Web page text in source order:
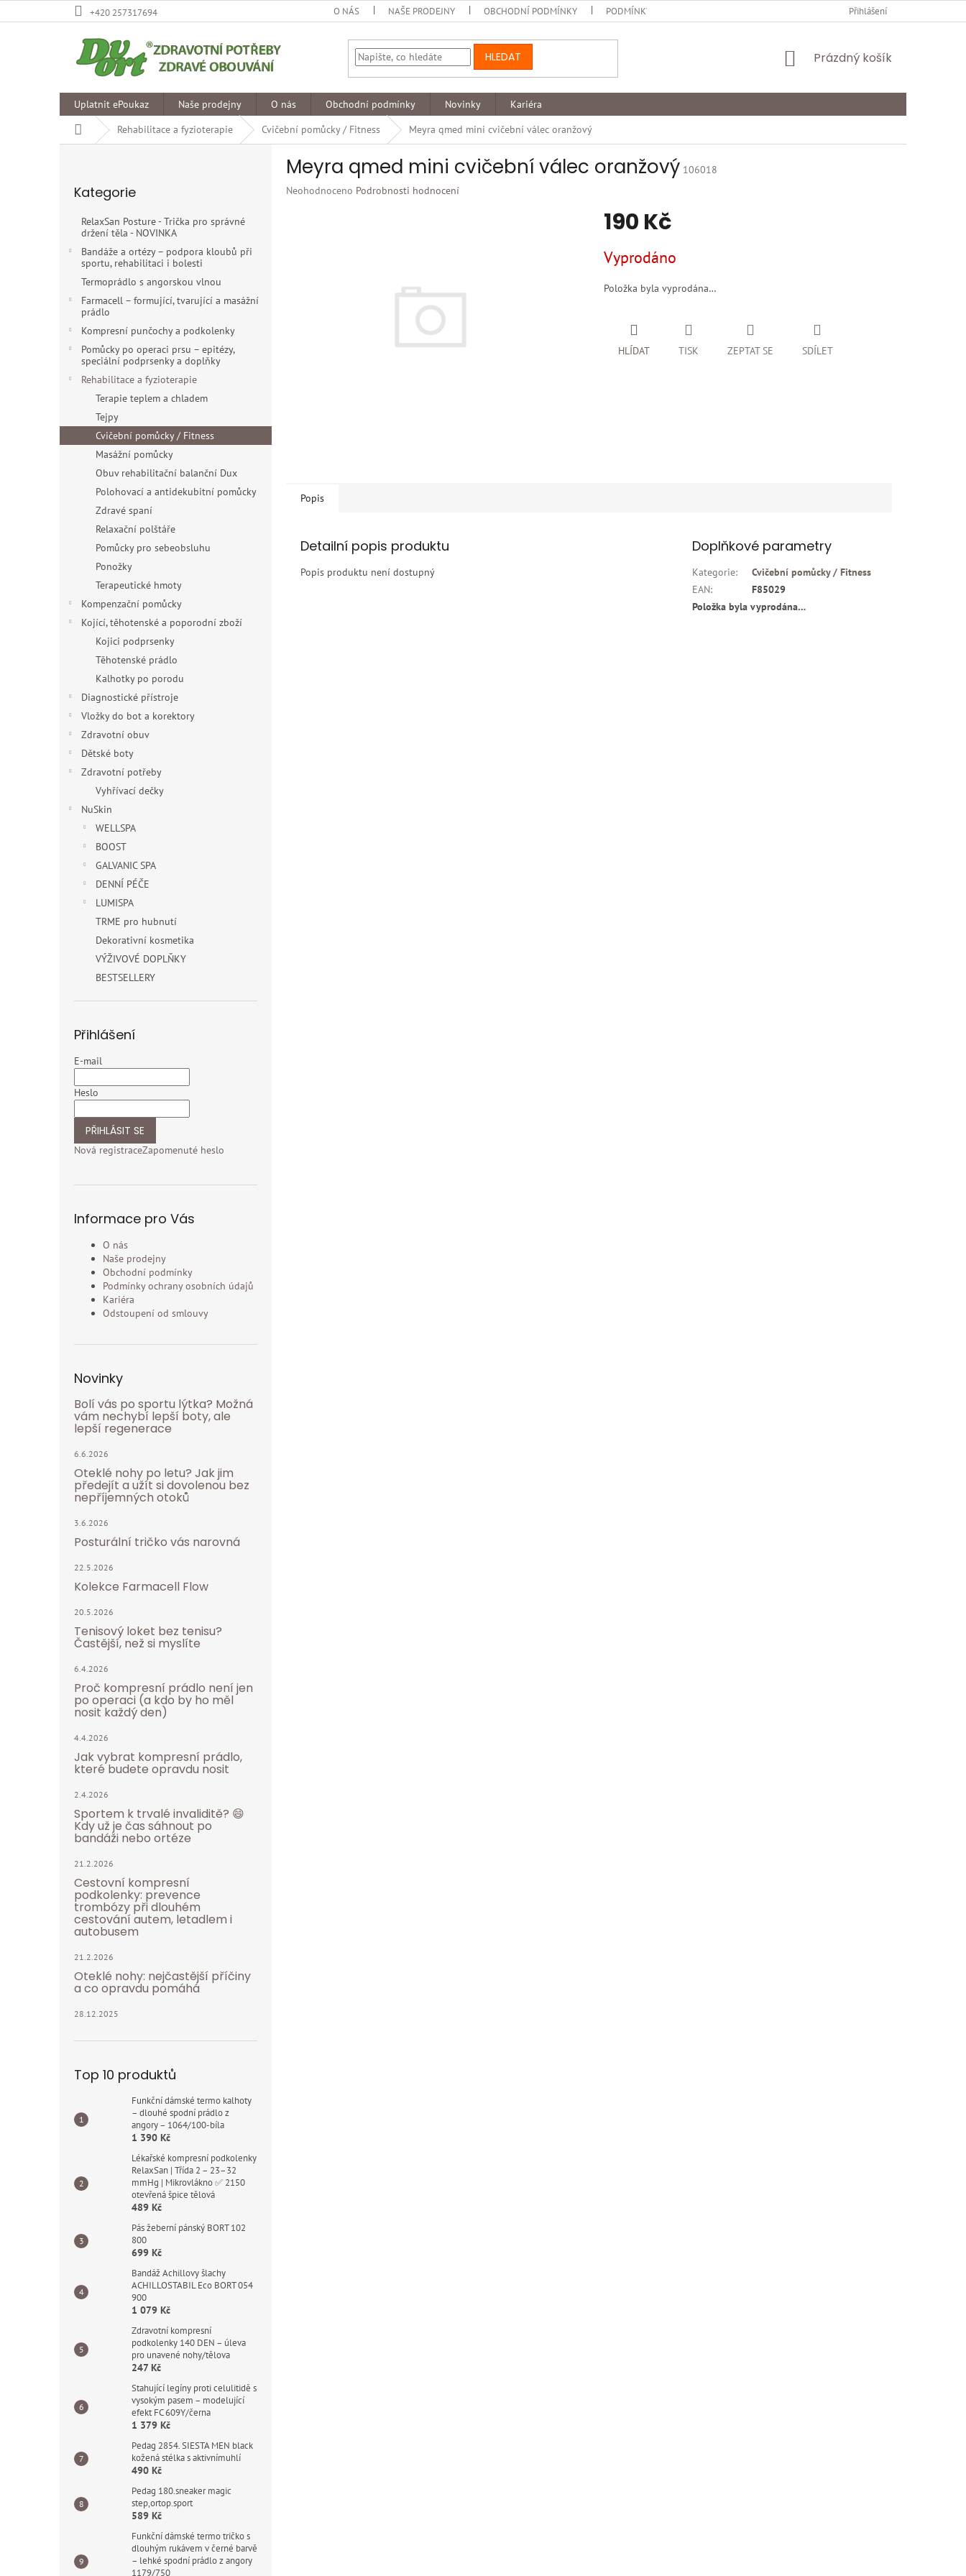
na
+420 257317694 O NÁS NAŠE PRODEJNY OBCHODNÍ PODMÍNKY PODMÍNKY OCHRANY OSOBNÍCH ÚDAJŮ ODSTOUPENÍ OD
Přihlášení
HLEDAT
NÁKUPNÍ
Prázdný košík
Uplatnit ePoukaz Naše prodejny O nás Obchodní podmínky Novinky
Kariéra
Domů
Rehabilitace a fyzioterapie Cvičební pomůcky / Fitness Meyra qmed mini cvičební válec oranžový
kategorie
Kategorie
RelaxSan Posture - Trička pro správné
držení těla - NOVINKA
Bandáže a ortézy – podpora kloubů při
sportu, rehabilitaci i bolesti
Termoprádlo s angorskou vlnou
Farmacell – formující, tvarující a masážní
prádlo
Kompresní punčochy a podkolenky
Pomůcky po operaci prsu – epitézy,
speciální podprsenky a doplňky
Rehabilitace a fyzioterapie
Terapie teplem a chladem
Tejpy
Cvičební pomůcky / Fitness
Masážní pomůcky
Obuv rehabilitační balanční Dux
Polohovací a antidekubitní pomůcky
Zdravé spaní
Relaxační polštáře
Pomůcky pro sebeobsluhu
Ponožky
Terapeutické hmoty
Kompenzační pomůcky
Kojící, těhotenské a poporodní zboží
Kojici podprsenky
Těhotenské prádlo
Kalhotky po porodu
Diagnostické přístroje
Vložky do bot a korektory
Zdravotní obuv
Dětské boty
Zdravotní potřeby
Vyhřívací dečky
NuSkin
WELLSPA
BOOST
GALVANIC SPA
DENNÍ PÉČE
LUMISPA
TRME pro hubnutí
Dekorativní kosmetika
VÝŽIVOVÉ DOPLŇKY
BESTSELLERY
Přihlášení
E-mail
Heslo
PŘIHLÁSIT SE
Nová registraceZapomenuté heslo
Informace pro Vás
O nás
Naše prodejny
Obchodní podmínky
Podmínky ochrany osobních údajů
Kariéra
Odstoupení od smlouvy
Novinky
Bolí vás po sportu lýtka? Možná
vám nechybí lepší boty, ale
lepší regenerace
6.6.2026
Oteklé nohy po letu? Jak jim
předejít a užít si dovolenou bez
nepříjemných otoků
3.6.2026
Posturální tričko vás narovná
22.5.2026
Kolekce Farmacell Flow
20.5.2026
Tenisový loket bez tenisu?
Častější, než si myslíte
6.4.2026
Proč kompresní prádlo není jen
po operaci (a kdo by ho měl
nosit každý den)
4.4.2026
Jak vybrat kompresní prádlo,
které budete opravdu nosit
2.4.2026
Sportem k trvalé invaliditě? 😄
Kdy už je čas sáhnout po
bandáži nebo ortéze
21.2.2026
Cestovní kompresní
podkolenky: prevence
trombózy při dlouhém
cestování autem, letadlem i
autobusem
21.2.2026
Oteklé nohy: nejčastější příčiny
a co opravdu pomáhá
28.12.2025
Top 10 produktů
Funkční dámské termo kalhoty
– dlouhé spodní prádlo z
angory – 1064/100-bíla
1 390 Kč
Lékařské kompresní podkolenky
RelaxSan | Třída 2 – 23–32
mmHg | Mikrovlákno ✅ 2150
otevřená špice tělová
489 Kč
Pás žeberní pánský BORT 102
800
699 Kč
Bandáž Achillovy šlachy
ACHILLOSTABIL Eco BORT 054
900
1 079 Kč
Zdravotní kompresní
podkolenky 140 DEN – úleva
pro unavené nohy/tělova
247 Kč
Stahující legíny proti celulitidě s
vysokým pasem – modelující
efekt FC 609Y/černa
1 379 Kč
Pedag 2854. SIESTA MEN black
kožená stélka s aktivnímuhlí
490 Kč
Pedag 180.sneaker magic
step,ortop.sport
589 Kč
Funkční dámské termo tričko s
dlouhým rukávem v černé barvě
– lehké spodní prádlo z angory
1179/750
Meyra qmed mini cvičební válec oranžový 106018
Průměrné
Neohodnoceno Podrobnosti hodnocení
190 Kč
cena:
Vyprodáno
Položka byla vyprodána…
TISK ZEPTAT SE
HLÍDAT SDÍLET
Popis
Detailní popis produktu
Popis produktu není dostupný
Doplňkové parametry
Kategorie:
Cvičební pomůcky / Fitness
EAN:
F85029
Položka byla vyprodána…